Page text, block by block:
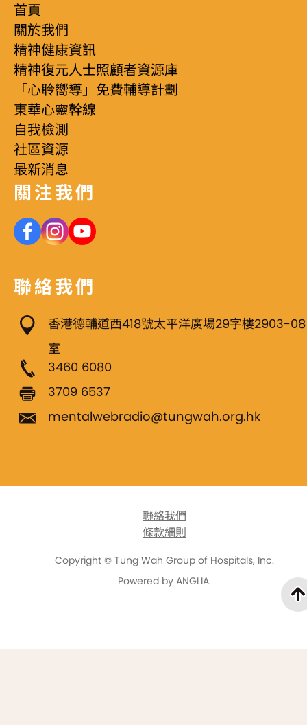
首頁
關於我們
精神健康資訊
精神復元人士照顧者資源庫
「心聆嚮導」免費輔導計劃
東華心靈幹線
自我檢測
社區資源
最新消息
關注我們
聯絡我們
香港德輔道西418號太平洋廣場29字樓2903-08
室
3460 6080
3709 6537
mentalwebradio@tungwah.org.hk
聯絡我們
條款細則
Copyright © Tung Wah Group of Hospitals, Inc.
Powered by ANGLIA.